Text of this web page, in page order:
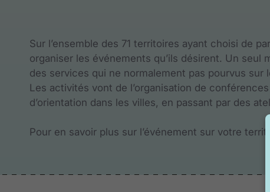
Sur l’ensemble des 71 territoires ayant choisi de
organiser les événements qu’ils désirent. Un seul
des services qui ne normalement pas pourvus sur
Les activités vont de l’organisation de
d’orientation dans les villes, en passant par des
Pour en savoir plus sur l’événement sur votre